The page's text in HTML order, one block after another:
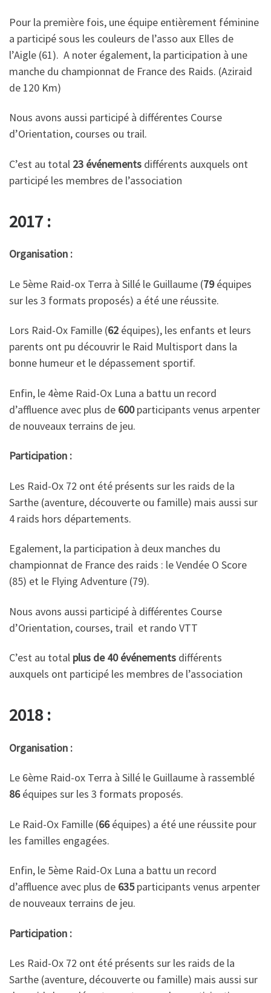
Pour la première fois, une équipe entièrement féminine
a participé sous les couleurs de l’asso aux Elles de
l’Aigle (61). A noter également, la participation à une
manche du championnat de France des Raids. (Aziraid
de 120 Km)
Nous avons aussi participé à différentes Course
d’Orientation, courses ou trail.
C’est au total 23 événements différents auxquels ont
participé les membres de l’association
2017 :
Organisation :
Le 5ème Raid-ox Terra à Sillé le Guillaume (79équipes
sur les 3 formats proposés) a été une réussite.
Lors Raid-Ox Famille (62 équipes), les enfants et leurs
parents ont pu découvrir le Raid Multisport dans la
bonne humeur et le dépassement sportif.
Enfin, le 4ème Raid-Ox Luna a battu un record
d’affluence avec plus de 600participants venus arpenter
de nouveaux terrains de jeu.
Participation :
Les Raid-Ox 72 ont été présents sur les raids de la
Sarthe (aventure, découverte ou famille) mais aussi sur
4 raids hors départements.
Egalement, la participation à deux manches du
championnat de France des raids : le Vendée O Score
(85) et le Flying Adventure (79).
Nous avons aussi participé à différentes Course
d’Orientation, courses, trail et rando VTT
C’est au total plus de 40 événements différents
auxquels ont participé les membres de l’association
2018 :
Organisation :
Le 6ème Raid-ox Terra à Sillé le Guillaume à rassemblé
86équipes sur les 3 formats proposés.
Le Raid-Ox Famille (66équipes) a été une réussite pour
les familles engagées.
Enfin, le 5ème Raid-Ox Luna a battu un record
d’affluence avec plus de 635participants venus arpenter
de nouveaux terrains de jeu.
Participation :
Les Raid-Ox 72 ont été présents sur les raids de la
Sarthe (aventure, découverte ou famille) mais aussi sur